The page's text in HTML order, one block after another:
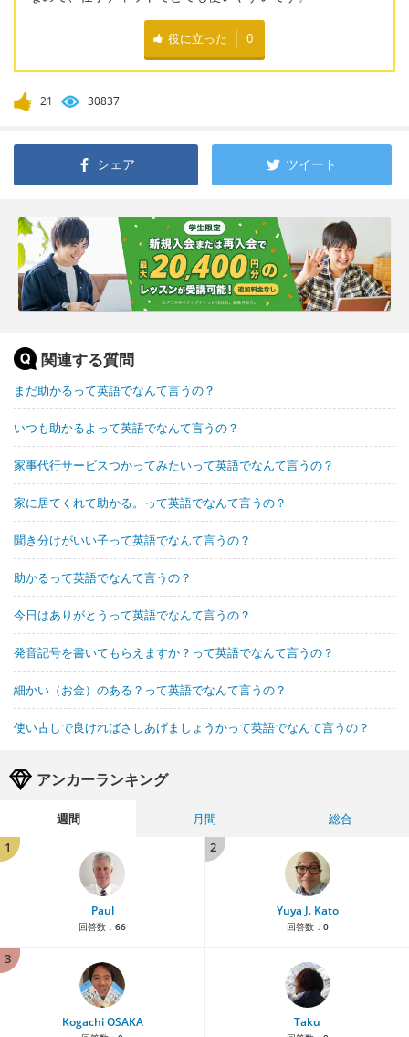
役に立った 0
21 30837
シェア ツイート
関連する質問
まだ助かるって英語でなんて言うの？
いつも助かるよって英語でなんて言うの？
家事代行サービスつかってみたいって英語でなんて言うの？
家に居てくれて助かる。って英語でなんて言うの？
聞き分けがいい子って英語でなんて言うの？
助かるって英語でなんて言うの？
今日はありがとうって英語でなんて言うの？
発音記号を書いてもらえますか？って英語でなんて言うの？
細かい（お金）のある？って英語でなんて言うの？
使い古しで良ければさしあげましょうかって英語でなんて言うの？
アンカーランキング
週間 月間
総合
1
Paul
回答数： 66
2
Yuya J. Kato
回答数： 0
3
Kogachi OSAKA Taku